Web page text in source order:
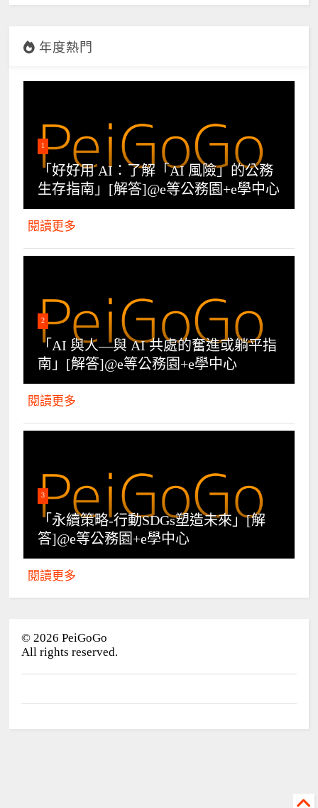
年度熱門
1
「好好用 AI：了解「AI 風險」的公務
生存指南」[解答]@e等公務園+e學中心
閱讀更多
2
「AI 與人—與 AI 共處的奮進或躺平指
南」[解答]@e等公務園+e學中心
閱讀更多
3
「永續策略-行動SDGs塑造未來」[解
答]@e等公務園+e學中心
閱讀更多
© 2026 PeiGoGo
All rights reserved.